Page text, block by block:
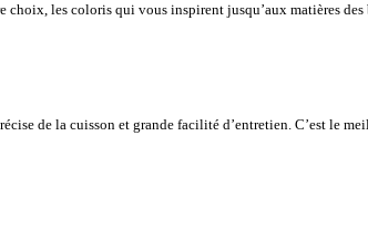
choix, les coloris qui vous inspirent jusqu’aux matières des
de la cuisson et grande facilité d’entretien. C’est le